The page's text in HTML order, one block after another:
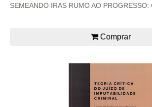
SEMEANDO IRAS RUMO AO PROGRESSO:
Comprar